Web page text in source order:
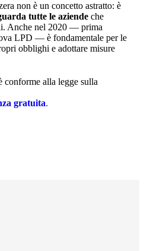
non è un concetto astratto: è
tutte le aziende che
Anche nel 2020 — prima
LPD — è fondamentale per le
obblighi e adottare misure
conforme alla legge sulla
gratuita.